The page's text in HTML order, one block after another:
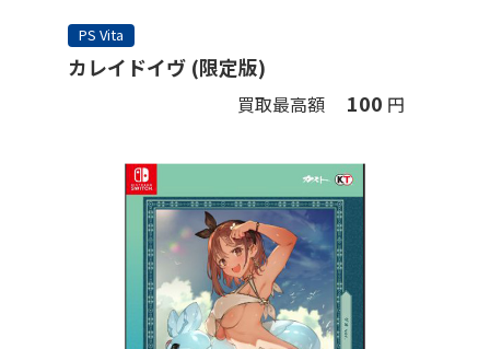
PS Vita
カレイドイヴ (限定版)
買取最高額 100 円